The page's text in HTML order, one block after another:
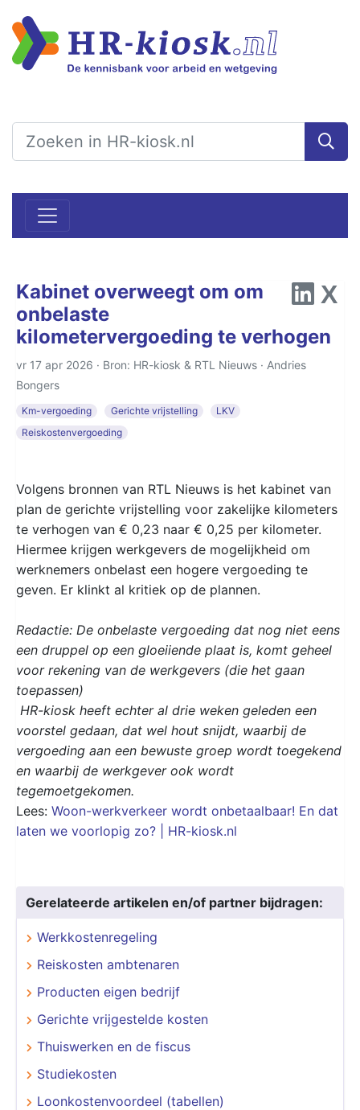
Kabinet overweegt om om
onbelaste
kilometervergoeding te verhogen
vr 17 apr 2026 · Bron: HR-kiosk & RTL Nieuws · Andries
Bongers
Km-vergoeding Gerichte vrijstelling
LKV
Reiskostenvergoeding
Volgens bronnen van RTL Nieuws is het kabinet van
plan de gerichte vrijstelling voor zakelijke kilometers
te verhogen van € 0,23 naar € 0,25 per kilometer.
Hiermee krijgen werkgevers de mogelijkheid om
werknemers onbelast een hogere vergoeding te
geven. Er klinkt al kritiek op de plannen.
Redactie: De onbelaste vergoeding dat nog niet eens
een druppel op een gloeiiende plaat is, komt geheel
voor rekening van de werkgevers (die het gaan
toepassen)
HR-kiosk heeft echter al drie weken geleden een
voorstel gedaan, dat wel hout snijdt, waarbij de
vergoeding aan een bewuste groep wordt toegekend
en waarbij de werkgever ook wordt
tegemoetgekomen.
Lees: Woon-werkverkeer wordt onbetaalbaar! En dat
laten we voorlopig zo? | HR-kiosk.nl
Gerelateerde artikelen en/of partner bijdragen:
Werkkostenregeling
Reiskosten ambtenaren
Producten eigen bedrijf
Gerichte vrijgestelde kosten
Thuiswerken en de fiscus
Studiekosten
Loonkostenvoordeel (tabellen)